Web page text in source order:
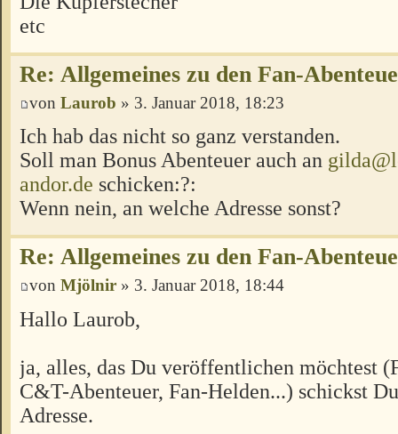
etc
Re: Allgemeines zu den Fan-
von Laurob » 3. Januar 2018, 18:23
Ich hab das nicht so ganz verstanden.
Soll man Bonus Abenteuer auch an
andor.de schicken:?:
Wenn nein, an welche Adresse sonst?
Re: Allgemeines zu den Fan-
von Mjölnir » 3. Januar 2018, 18:44
Hallo Laurob,
ja, alles, das Du veröffentlichen möchtest
C&T-Abenteuer, Fan-Helden...) schickst
Adresse.